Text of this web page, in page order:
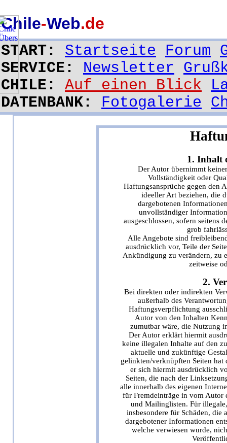
Chile-Web.de
START: Startseite Forum
SERVICE: Newsletter
CHILE: Auf einen Blick
DATENBANK: Fotogalerie
1. Inhalt
Der Autor übernimmt
Vollständigkeit oder
Haftungsansprüche gegen den
ideeller Art beziehen, die
dargebotenen
unvollständiger
ausgeschlossen, sofern seitens
grob
Alle Angebote sind
ausdrücklich vor, Teile der
Ankündigung zu verändern, zu
zeitweise
2.
Bei direkten oder indirekten
außerhalb des
Haftungsverpflichtung
Autor von den Inhalten
zumutbar wäre, die Nutzung
Der Autor erklärt hiermit
keine illegalen Inhalte auf den
aktuelle und zukünftige
gelinkten/verknüpften Seiten
er sich hiermit ausdrücklich
Seiten, die nach der
alle innerhalb des eigenen
für Fremdeinträge in vom Autor
und Mailinglisten. Für
insbesondere für Schäden, die
dargebotener Informationen
welche verwiesen wurde,